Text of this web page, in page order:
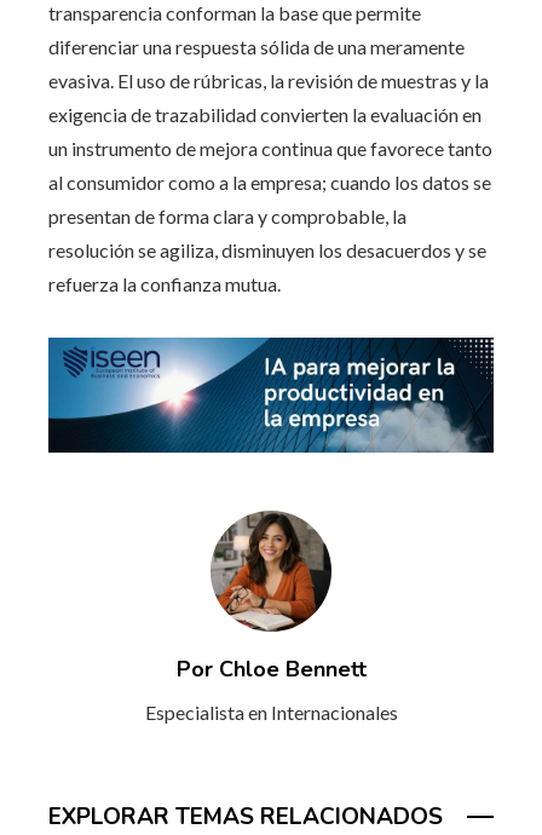
transparencia conforman la base que permite
diferenciar una respuesta sólida de una meramente
evasiva. El uso de rúbricas, la revisión de muestras y la
exigencia de trazabilidad convierten la evaluación en
un instrumento de mejora continua que favorece tanto
al consumidor como a la empresa; cuando los datos se
presentan de forma clara y comprobable, la
resolución se agiliza, disminuyen los desacuerdos y se
refuerza la confianza mutua.
Por Chloe Bennett
Especialista en Internacionales
EXPLORAR TEMAS RELACIONADOS